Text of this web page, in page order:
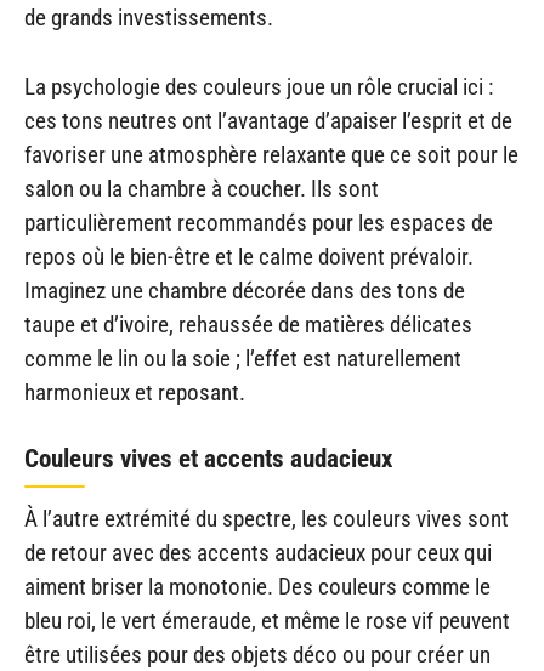
de grands investissements.
La psychologie des couleurs joue un rôle crucial ici :
ces tons neutres ont l’avantage d’apaiser l’esprit et de
favoriser une atmosphère relaxante que ce soit pour le
salon ou la chambre à coucher. Ils sont
particulièrement recommandés pour les espaces de
repos où le bien-être et le calme doivent prévaloir.
Imaginez une chambre décorée dans des tons de
taupe et d’ivoire, rehaussée de matières délicates
comme le lin ou la soie ; l’effet est naturellement
harmonieux et reposant.
Couleurs vives et accents audacieux
À l’autre extrémité du spectre, les couleurs vives sont
de retour avec des accents audacieux pour ceux qui
aiment briser la monotonie. Des couleurs comme le
bleu roi, le vert émeraude, et même le rose vif peuvent
être utilisées pour des objets déco ou pour créer un